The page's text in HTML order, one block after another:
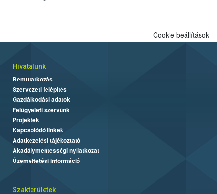
Cookie beállítások
Hivatalunk
Bemutatkozás
Szervezeti felépítés
Gazdálkodási adatok
Felügyeleti szervünk
Projektek
Kapcsolódó linkek
Adatkezelési tájékoztató
Akadálymentességi nyilatkozat
Üzemeltetési információ
Szakterületek